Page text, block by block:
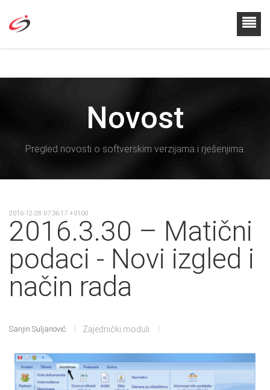
Novost
Pregled novosti o softverskim verzijama i rješenjima.
2016-12-28 07:36:17 +0100
2016.3.30 – Matični
podaci - Novi izgled i
način rada
Sanjin Suljanović Zajednički moduli